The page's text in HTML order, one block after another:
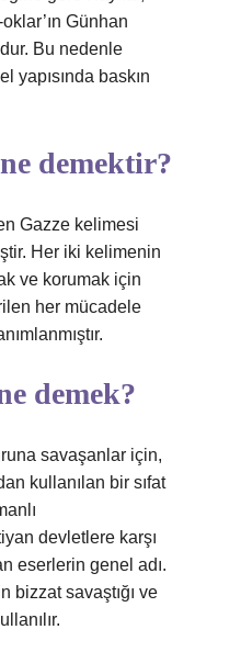
Günhan
Bu nedenle
yapısında baskın
demektir?
Gazze kelimesi
Her iki kelimenin
ve korumak için
her mücadele
demek?
savaşanlar için,
kullanılan bir sıfat
devletlere karşı
eserlerin genel adı.
bizzat savaştığı ve